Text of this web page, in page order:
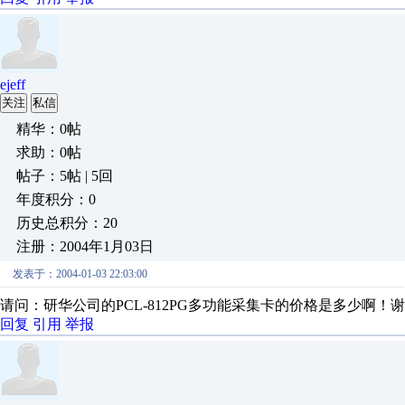
ejeff
关注 私信
精华：0帖
求助：0帖
帖子：5帖 | 5回
年度积分：0
历史总积分：20
注册：2004年1月03日
发表于：2004-01-03 22:03:00
请问：研华公司的PCL-812PG多功能采集卡的价格是多少啊！谢
回复 引用 举报